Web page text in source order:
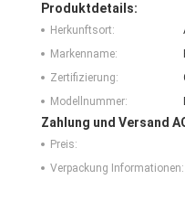
Produktdetails:
Herkunftsort:
Markenname:
Zertifizierung:
Modellnummer:
Zahlung und Versand
Preis:
Verpackung Informationen: